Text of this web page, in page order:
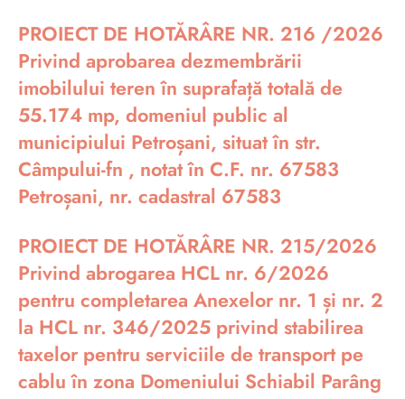
PROIECT DE HOTĂRÂRE NR. 216 /2026
Privind aprobarea dezmembrării
imobilului teren în suprafață totală de
55.174 mp, domeniul public al
municipiului Petroșani, situat în str.
Câmpului-fn , notat în C.F. nr. 67583
Petroșani, nr. cadastral 67583
PROIECT DE HOTĂRÂRE NR. 215/2026
Privind abrogarea HCL nr. 6/2026
pentru completarea Anexelor nr. 1 și nr. 2
la HCL nr. 346/2025 privind stabilirea
taxelor pentru serviciile de transport pe
cablu în zona Domeniului Schiabil Parâng